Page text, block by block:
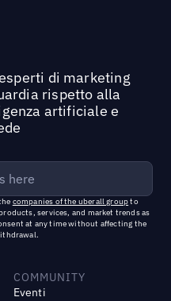
di marketing
rispetto alla
artificiale e
companies of the uberall groupto
services, and market trends as
at any time without affecting the
COMMUNITY
Eventi